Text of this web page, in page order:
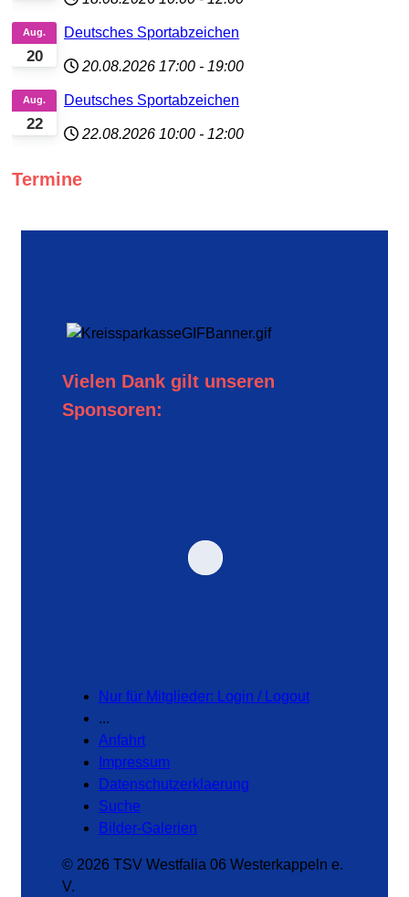
20
Aug. Deutsches Sportabzeichen
20.08.2026 17:00 - 19:00
22
Aug. Deutsches Sportabzeichen
22.08.2026 10:00 - 12:00
Termine
Vielen Dank gilt unseren
Sponsoren:
Nur für Mitglieder: Login / Logout
...
Anfahrt
Impressum
Datenschutzerklaerung
Suche
Bilder-Galerien
© 2026 TSV Westfalia 06 Westerkappeln e.
V.